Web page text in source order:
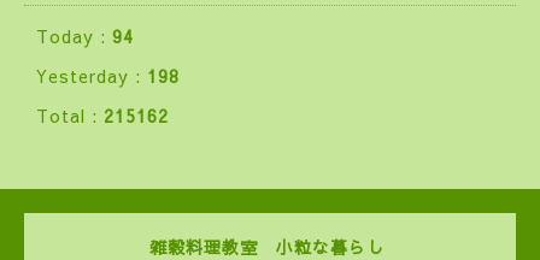
Today : 94
Yesterday : 198
Total : 215162
雑穀料理教室 小粒な暮らし